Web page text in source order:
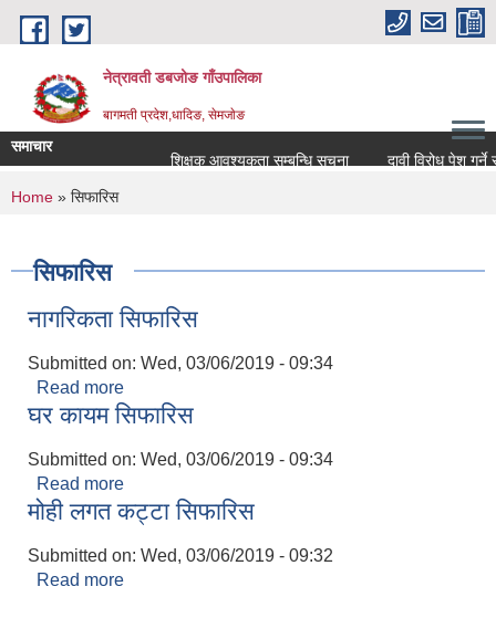
Skip to main content
नेत्रावती डबजोङ गाँउपालिका
बागमती प्रदेश,धादिङ, सेमजाेङ
समाचार
शिक्षक आवश्यकता सम्बन्धि सूचना
दावी विरोध पेश गर्ने
You are here
Home » सिफारिस
सिफारिस
नागरिकता सिफारिस
Submitted on: Wed, 03/06/2019 - 09:34
Read more
घर कायम सिफारिस
Submitted on: Wed, 03/06/2019 - 09:34
Read more
मोही लगत कट्टा सिफारिस
Submitted on: Wed, 03/06/2019 - 09:32
Read more